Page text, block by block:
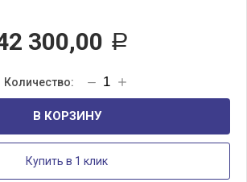
300,00 Р
В КОРЗИНУ
Купить в 1 клик